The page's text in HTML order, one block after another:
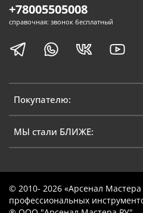
Покупателю:
МЫ стали БЛИЖЕ:
+78005505008
справочная: звонок бесплатный
© 2010- 2026 «Арсенал
профессиональных